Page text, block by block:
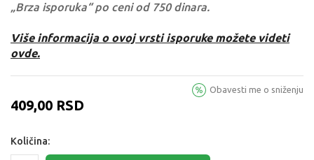
„Brza isporuka“ po ceni od 750 dinara.
Više informacija o ovoj vrsti isporuke možete videti
ovde.
409,00 RSD
Obavesti me o sniženju
Količina: